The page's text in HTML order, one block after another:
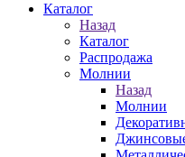
Каталог
Назад
Каталог
Распродажа
Молнии
Назад
Молнии